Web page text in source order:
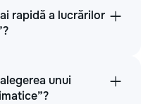
rapidă a lucrărilor
unui